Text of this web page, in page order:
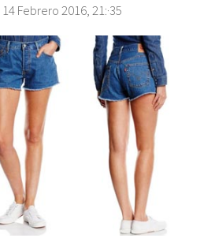
14 Febrero 2016, 21:·35